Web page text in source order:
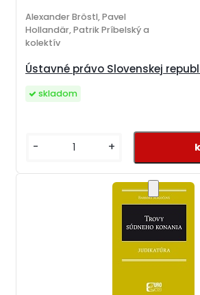
Ústavné právo Slovenskej
Alexander Bröstl, Pavel
Hollandär, Patrik Príbelský a
kolektív
skladom
- +